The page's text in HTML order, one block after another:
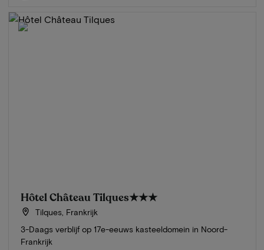
Hôtel Château Tilques★★★
Tilques, Frankrijk
3-Daags verblijf op 17e-eeuws kasteeldomein in Noord-
Frankrijk